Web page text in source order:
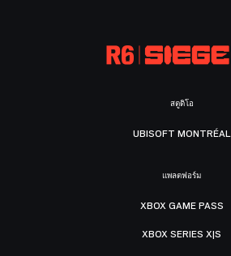
สตูดิโอ
UBISOFT MONTRÉAL
แพลตฟอร์ม
XBOX GAME PASS
XBOX SERIES X|S